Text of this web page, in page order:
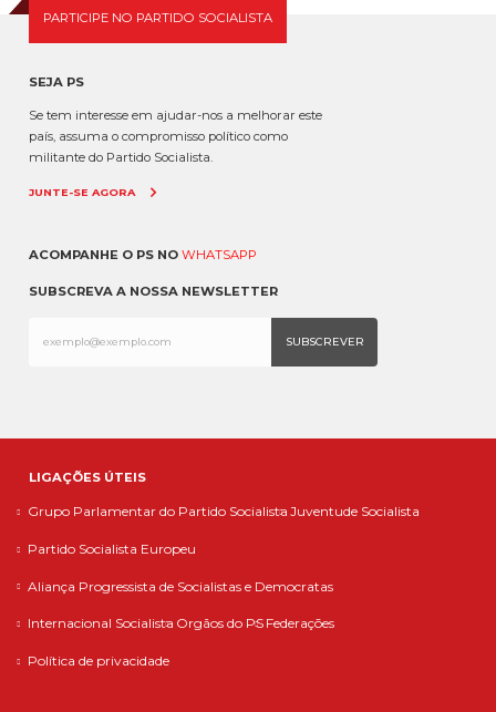
PARTICIPE NO PARTIDO SOCIALISTA
SEJA PS
Se tem interesse em ajudar-nos a melhorar este
país, assuma o compromisso político como
militante do Partido Socialista.
JUNTE-SE AGORA
ACOMPANHE O PS NO WHATSAPP
SUBSCREVA A NOSSA NEWSLETTER
LIGAÇÕES ÚTEIS
Grupo Parlamentar do Partido Socialista Juventude Socialista
Partido Socialista Europeu
Aliança Progressista de Socialistas e Democratas
Internacional Socialista Orgãos do PS Federações
Política de privacidade